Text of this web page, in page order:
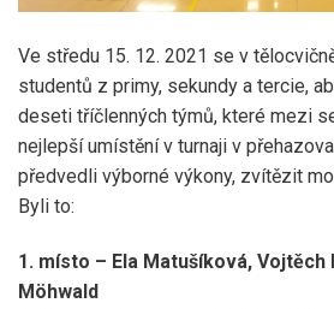
Ve středu 15. 12. 2021 se v
studentů z primy, sekundy a tercie,
deseti tříčlenných týmů, které mezi
nejlepší umístění v turnaji v
předvedli výborné výkony, zvítězit
Byli to:
1. místo – Ela Matušíková, Vojtěch
Möhwald